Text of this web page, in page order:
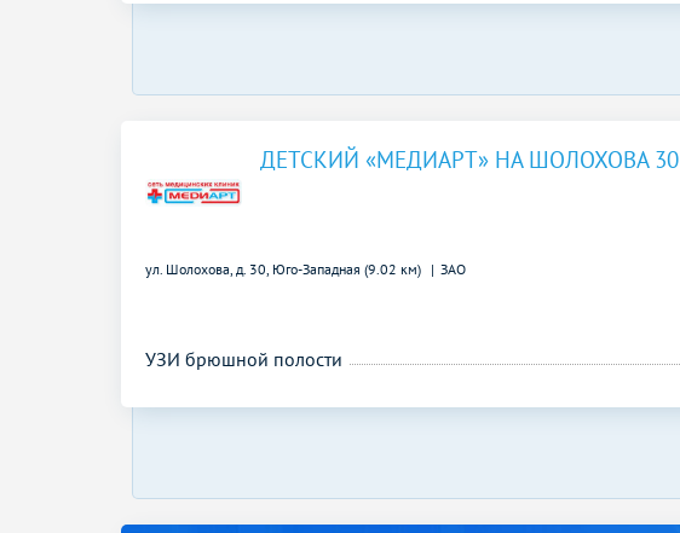
ДЕТСКИЙ «МЕДИАРТ» НА ШОЛОХОВА 30
ул. Шолохова, д. 30, Юго-Западная (9.02 км) ЗАО
УЗИ брюшной полости